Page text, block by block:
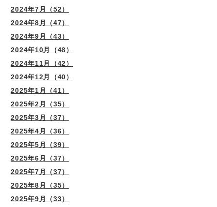
2024年7月（52）
2024年8月（47）
2024年9月（43）
2024年10月（48）
2024年11月（42）
2024年12月（40）
2025年1月（41）
2025年2月（35）
2025年3月（37）
2025年4月（36）
2025年5月（39）
2025年6月（37）
2025年7月（37）
2025年8月（35）
2025年9月（33）